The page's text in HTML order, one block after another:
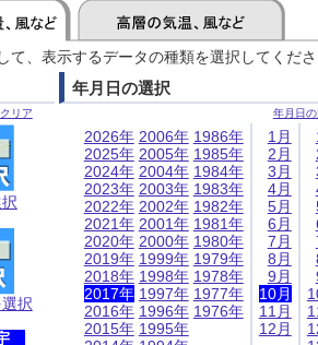
て、表示するデータの種類を選択してくだ
リア
択
年月日の選択
年月日
2026年
2025年
2024年
2023年
2022年
2021年
2020年
2019年
2018年
2017年
2016年
2015年
2006年
2005年
2004年
2003年
2002年
2001年
2000年
1999年
1998年
1997年
1996年
1995年
1986年
1985年
1984年
1983年
1982年
1981年
1980年
1979年
1978年
1977年
1976年
1月
2月
3月
4月
5月
6月
7月
8月
9月
10月
11月
12月